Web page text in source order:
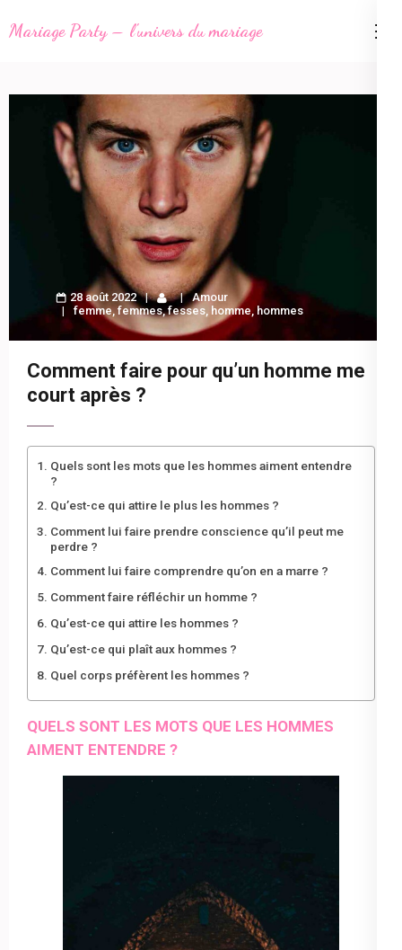
au
(Pressez
Mariage Party – l'univers du mariage
28 août 2022
Amour
femme,femmes,fesses, homme,hommes
Comment faire pour qu’un homme me
court après ?
Quels sont les mots que les hommes aiment entendre
?
Qu’est-ce qui attire le plus les hommes ?
Comment lui faire prendre conscience qu’il peut me
perdre ?
Comment lui faire comprendre qu’on en a marre ?
Comment faire réfléchir un homme ?
Qu’est-ce qui attire les hommes ?
Qu’est-ce qui plaît aux hommes ?
Quel corps préfèrent les hommes ?
QUELS SONT LES MOTS QUE LES HOMMES
AIMENT ENTENDRE ?